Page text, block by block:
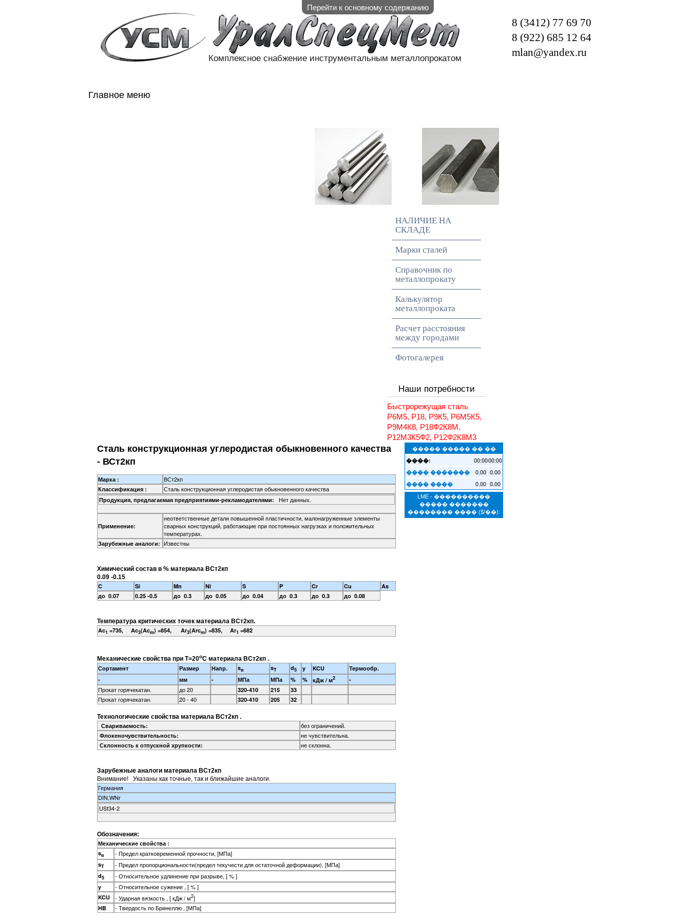
Перейти к основному содержанию
Комплексное снабжение инструментальным металлопрокатом
8 (3412) 77 69 70
8 (922) 685 12 64
mlan@yandex.ru
Главное меню
НАЛИЧИЕ НА
СКЛАДЕ
Марки сталей
Справочник по
металлопрокату
Калькулятор
металлопроката
Расчет расстояния
между городами
Фотогалерея
Наши потребности
Быстрорежущая сталь
Р6М5, Р18, Р9К5, Р6М5К5,
Р9М4К8, Р18Ф2К8М,
Р12М3К5Ф2, Р12Ф2К8М3
Сталь конструкционная углеродистая обыкновенного качества
- ВСт2кп
Марка : ВСт2кп
Классификация : Сталь конструкционная углеродистая обыкновенного качества
Продукция, предлагаемая предприятиями-рекламодателями: Нет данных.
Применение:
неответственные детали повышенной пластичности, малонагруженные элементы
сварных конструкций, работающие при постоянных нагрузках и положительных
температурах.
Зарубежные аналоги: Известны
Химический состав в % материала ВСт2кп
0.09 -0.15
C Si Mn Ni S P Cr Cu
As
до 0.07
0.25 -0.5 до 0.3 до 0.05 до 0.04 до 0.3 до 0.3 до 0.08
Температура критических точек материала ВСт2кп.
Ac1 =735, Ac3(Acm) =854, Ar3(Arcm) =835, Ar1 =682
Механические свойства при Т=20oС материала ВСт2кп .
Сортамент Размер Напр. sв sT d5 y KCU
Термообр.
-
мм - МПа МПа % % кДж / м2 -
Прокат горячекатан. до 20 320-410 215 33
Прокат горячекатан. 20 - 40 320-410 205 32
Технологические свойства материала ВСт2кп .
Свариваемость: без ограничений.
Флокеночувствительность: не чувствительна.
Склонность к отпускной хрупкости: не склонна.
Зарубежные аналоги материала ВСт2кп
Внимание! Указаны как точные, так и ближайшие аналоги.
Германия
DIN,WNr
USt34-2
Обозначения:
Механические свойства :
sв - Предел кратковременной прочности, [МПа]
sT - Предел пропорциональности(предел текучести для остаточной деформации), [МПа]
d5 - Относительное удлинение при разрыве, [ % ]
y - Относительное сужение , [ % ]
KCU - Ударная вязкость , [ кДж / м2]
HB - Твердость по Бринеллю , [МПа]
����� ����� �� ��
����: 00:0000:00
���� ������� 0.00 0.00
���� ���� 0.00 0.00
LME - ����������
����� �������
�������� ���� ($/��):